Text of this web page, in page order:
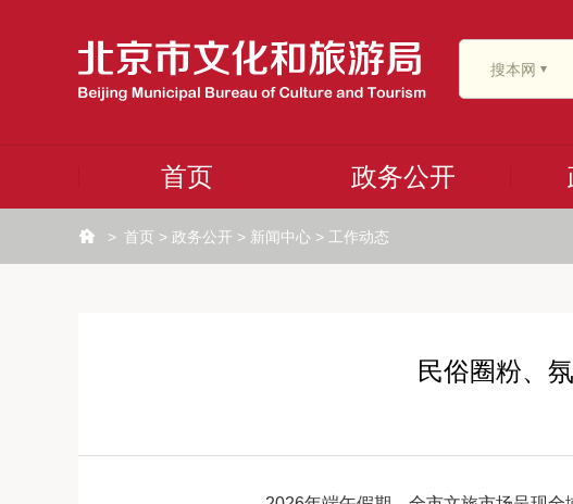
搜本网
首页 政务公开
> 首页 > 政务公开 > 新闻中心 > 工作动态
民俗圈粉、